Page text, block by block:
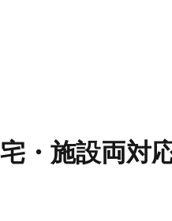
・施設両対